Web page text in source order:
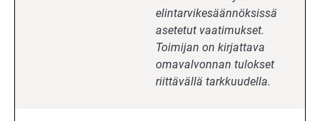
elintarvikesäännöksissä
asetetut vaatimukset.
Toimijan on kirjattava
omavalvonnan tulokset
riittävällä tarkkuudella.